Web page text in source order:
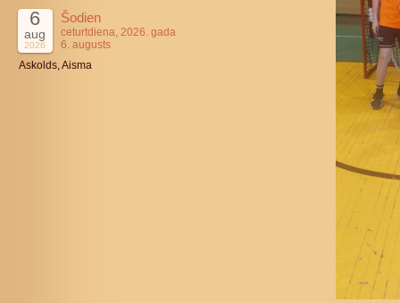
6
aug
2026
Šodien
ceturtdiena, 2026. gada
6. augusts
Askolds, Aisma